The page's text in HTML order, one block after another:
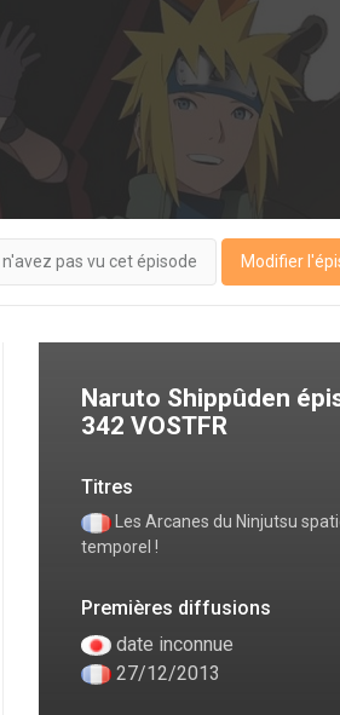
pas vu cet épisode Modifier
Naruto Shippûden
342 VOSTFR
Titres
Les Arcanes du Ninjutsu
temporel !
Premières diffusions
date inconnue
27/12/2013